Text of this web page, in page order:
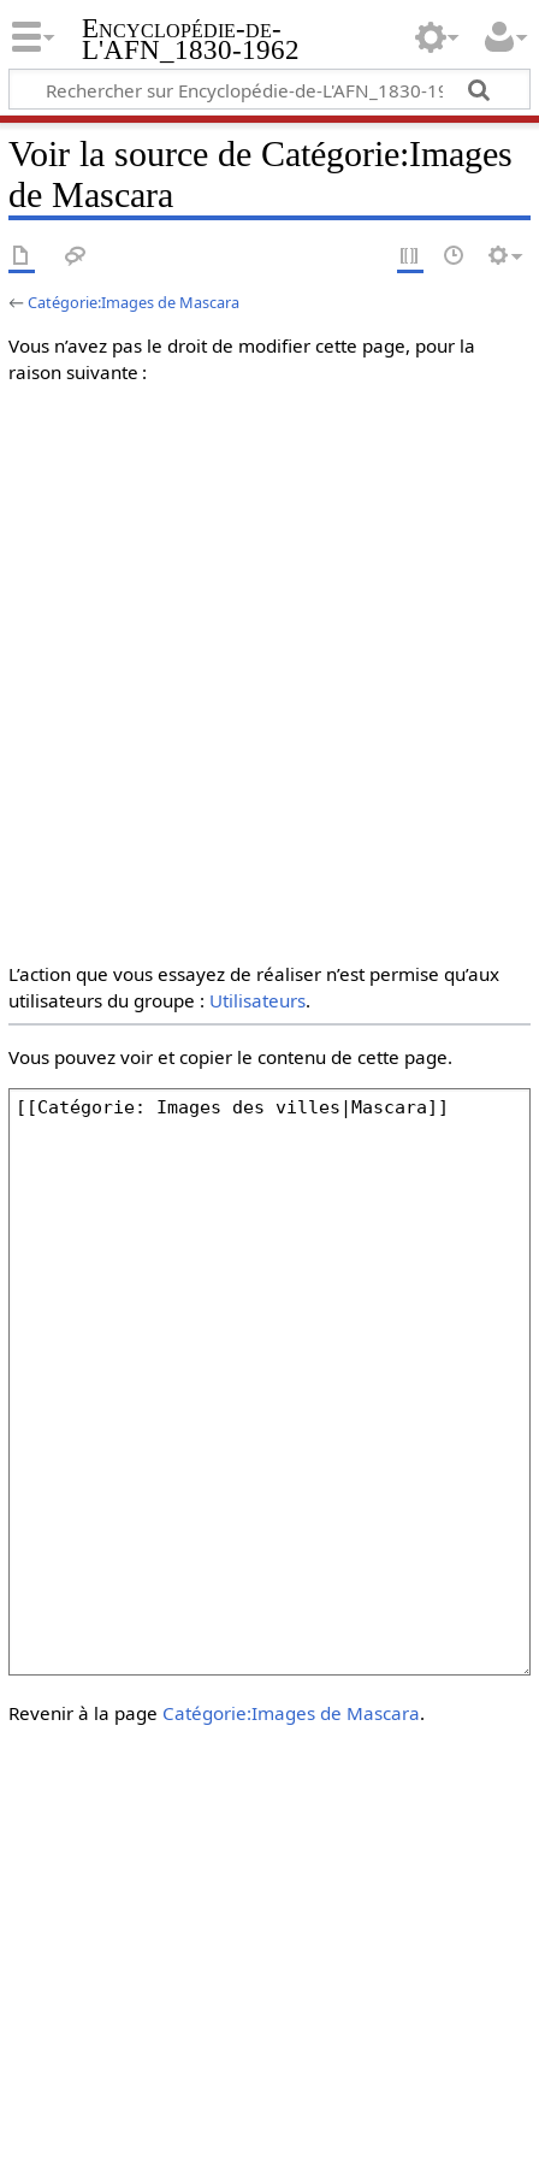
Encyclopédie-de-
L'AFN_1830-1962
Voir la source de Catégorie:Images
de Mascara
←Catégorie:Images de Mascara
Vous n’avez pas le droit de modifier cette page, pour la
raison suivante :
L’action que vous essayez de réaliser n’est permise qu’aux
utilisateurs du groupe : Utilisateurs.
Vous pouvez voir et copier le contenu de cette page.
Revenir à la page Catégorie:Images de Mascara.